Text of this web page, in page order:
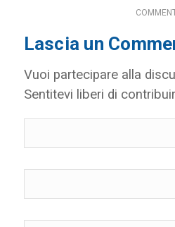
Lascia un
Vuoi partecipare alla
Sentitevi liberi di